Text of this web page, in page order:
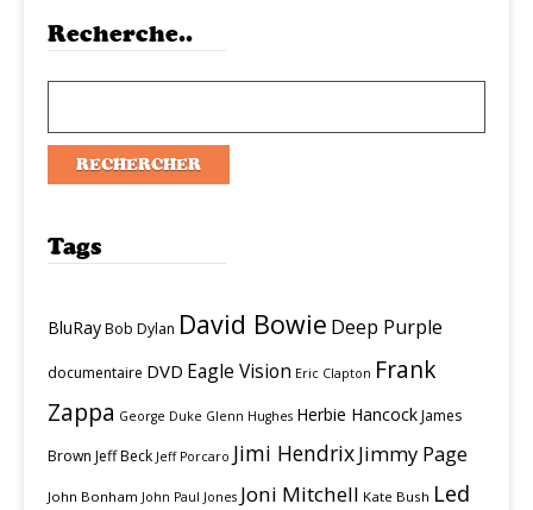
Recherche..
Tags
BluRayBob Dylan David Bowie Deep Purple
documentaire DVD Eagle Vision Eric Clapton Frank
Zappa George Duke Glenn Hughes Herbie HancockJames
Brown Jeff Beck Jeff Porcaro Jimi HendrixJimmy Page
John Bonham John Paul Jones Joni Mitchell Kate Bush Led